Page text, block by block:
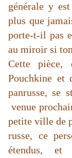
générale y
plus que
porte-t-il pas
au miroir si
Cette
Pouchkine et
panrusse, se
venue
petite ville de
russe, ce
étendus, et